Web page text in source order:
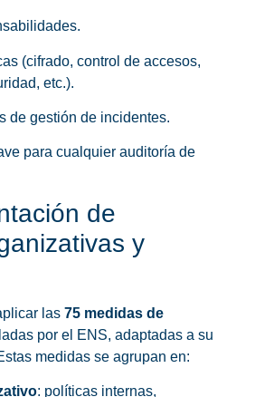
(cifrado, control de accesos,
etc.).
de gestión de incidentes.
para cualquier auditoría de
de
y
las 75 medidas de
por el ENS, adaptadas a su
medidas se agrupan en:
: políticas internas,